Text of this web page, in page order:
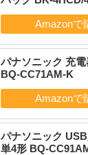
パナソニック 充
BQ-CC71AM-K
パナソニック
単4形 BQ-